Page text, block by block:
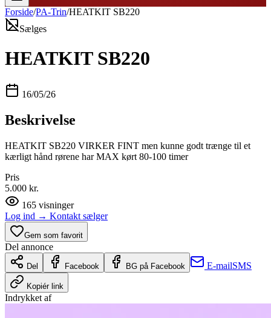
Forside/PA-Trin/HEATKIT SB220
Sælges
HEATKIT SB220
16/05/26
Beskrivelse
HEATKIT SB220 VIRKER FINT men kunne godt trænge til et
kærligt hånd rørene har MAX kørt 80-100 timer
Pris
5.000 kr.
165 visninger
Log ind → Kontakt sælger
Gem som favorit
Del annonce
Del Facebook BG på Facebook E-mailSMS
Kopiér link
Indrykket af